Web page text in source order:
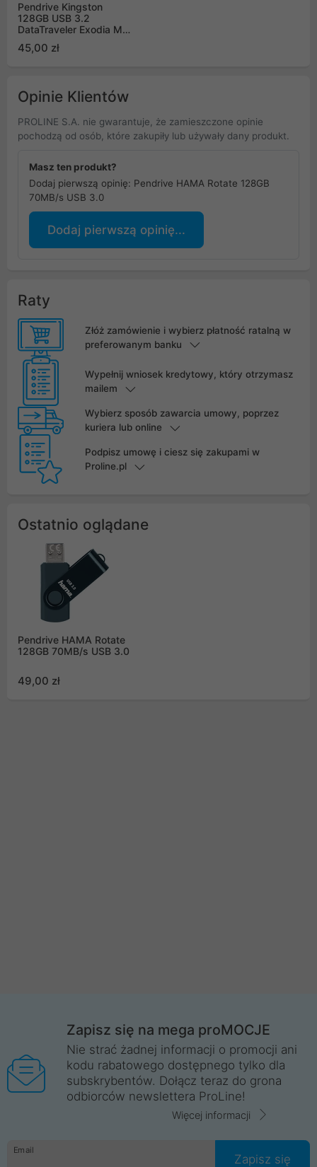
Pendrive Kingston
128GB USB 3.2
DataTraveler Exodia M
45,00 zł
Opinie Klientów
PROLINE S.A. nie gwarantuje, że zamieszczone opinie
pochodzą od osób, które zakupiły lub używały dany produkt.
Masz ten produkt?
Dodaj pierwszą opinię: Pendrive HAMA Rotate 128GB
70MB/s USB 3.0
Dodaj pierwszą opinię...
Raty
Złóż zamówienie i wybierz płatność ratalną w
preferowanym banku
Wypełnij wniosek kredytowy, który otrzymasz
mailem
Wybierz sposób zawarcia umowy, poprzez
kuriera lub online
Podpisz umowę i ciesz się zakupami w
Proline.pl
Ostatnio oglądane
Pendrive HAMA Rotate
128GB 70MB/s USB 3.0
49,00 zł
Zapisz się na mega proMOCJE
Nie strać żadnej informacji o promocji ani
kodu rabatowego dostępnego tylko dla
subskrybentów. Dołącz teraz do grona
odbiorców newslettera ProLine!
Więcej informacji
Email
Zapisz się